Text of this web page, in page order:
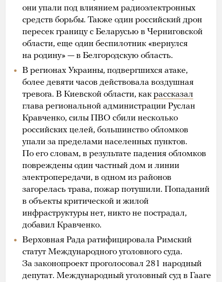
они упали под влиянием радиоэлектронных
средств борьбы. Также один российский дрон
пересек границу с Беларусью в Черниговской
области, еще один беспилотник «вернулся
на родину» — в Белгородскую область.
В регионах Украины, подвергшихся атаке,
более девяти часов действовала воздушная
тревога. В Киевской области, как рассказал
глава региональной администрации Руслан
Кравченко, силы ПВО сбили несколько
российских целей, большинство обломков
упали за пределами населенных пунктов.
По его словам, в результате падения обломков
повреждены один частный дом и линии
электропередачи, в одном из районов
загорелась трава, пожар потушили. Попаданий
в объекты критической и жилой
инфраструктуры нет, никто не пострадал,
добавил Кравченко.
Верховная Рада ратифицировала Римский
статут Международного уголовного суда.
За законопроект проголосовал 281 народный
депутат. Международный уголовный суд в Гааге